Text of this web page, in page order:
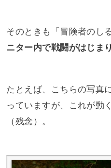
そのときも「冒険者のし
ニター内で戦闘がはじま
たとえば、こちらの写真
っていますが、これが動
（残念）。